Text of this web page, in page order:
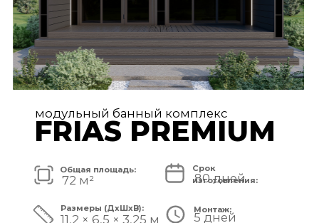
11,7 × 3,9 × 3,25 м
80 дней
48 м²
Общая площадь:
модульный банный комплекс
TISAN LUXE